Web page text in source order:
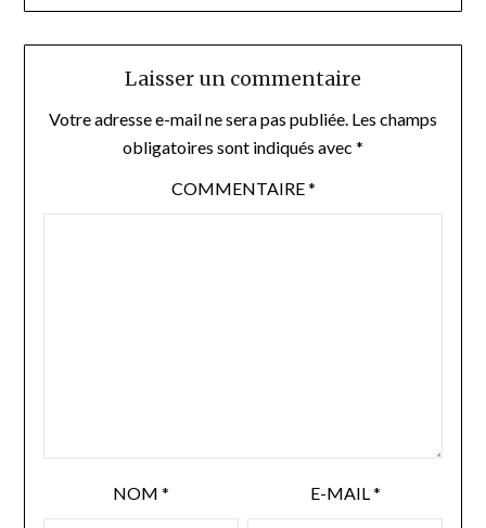
Laisser un commentaire
Votre adresse e-mail ne sera pas publiée. Les champs
obligatoires sont indiqués avec *
COMMENTAIRE*
NOM * E-MAIL*